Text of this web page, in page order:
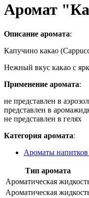
Аромат
Описание аромата:
Капучино какао
Нежный вкус какао с
Применение аромата:
не представлен в
представлен в
не представлен в гелях
Категория аромата:
Ароматы
Тип аромата
Ароматическая
Ароматическая